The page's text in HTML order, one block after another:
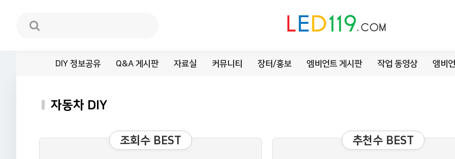
DIY 정보공유 Q&A 게시판 자료실 커뮤니티 장터/홍보 엠비언트 게시판 작업 동영상 앰비
자동차 DIY
조회수 BEST 추천수 BEST